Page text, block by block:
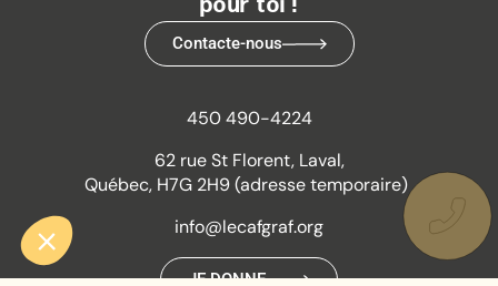
pour toi !
Contacte-nous
450 490-4224
62 rue St Florent, Laval,
Québec, H7G 2H9 (adresse temporaire)
info@lecafgraf.org
JE DONNE